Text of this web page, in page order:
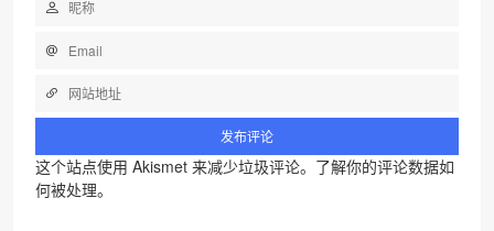
这个站点使用 Akismet 来减少垃圾评论。 了解你的评论数据如
何被处理。